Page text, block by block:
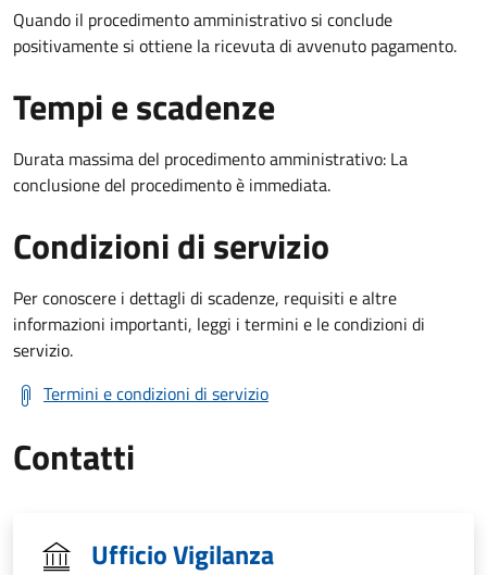
Quando il procedimento amministrativo si conclude
positivamente si ottiene la ricevuta di avvenuto pagamento.
Tempi e scadenze
Durata massima del procedimento amministrativo: La
conclusione del procedimento è immediata.
Condizioni di servizio
Per conoscere i dettagli di scadenze, requisiti e altre
informazioni importanti, leggi i termini e le condizioni di
servizio.
Termini e condizioni di servizio
Contatti
Ufficio Vigilanza